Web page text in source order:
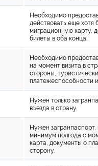
Необходимо
действовать еще хотя
миграционную карту,
билеты в оба конца.
Необходимо
на момент визита в
стороны,
платежеспособности
Нужен только
въезда в страну.
Нужен
минимум полгода с
карта, документы о
сторону.